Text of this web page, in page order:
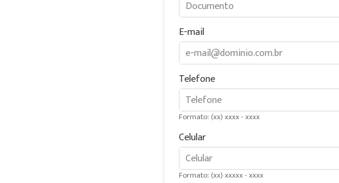
E-mail
Telefone
Formato: (xx) xxxx - xxxx
Celular
Formato: (xx) xxxxx - xxxx